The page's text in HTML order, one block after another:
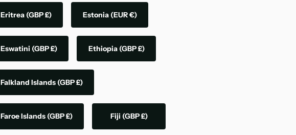
Eritrea (GBP £) Estonia (EUR €)
Eswatini (GBP £) Ethiopia (GBP £)
Falkland Islands (GBP £)
Faroe Islands (GBP £) Fiji (GBP £)